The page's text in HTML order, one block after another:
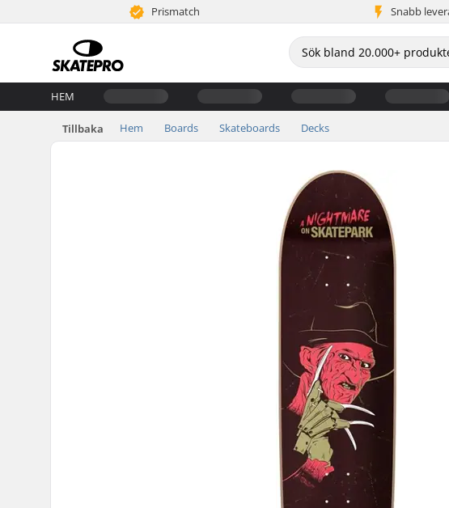
Prismatch Snabb
HEM
Tillbaka Hem Boards Skateboards Decks